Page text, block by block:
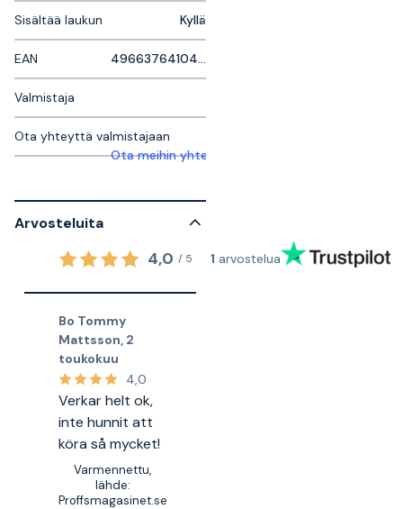
Sisältää laukun Kyllä
EAN 4966376410491
Valmistaja
Ota yhteyttä valmistajaan
Ota meihin yhteyttä saadaksesi lisätietoja
Arvosteluita
4,0 / 5 1 arvostelua
Bo Tommy
Mattsson, 2
toukokuu
4,0
Verkar helt ok,
inte hunnit att
köra så mycket!
Varmennettu,
lähde:
Proffsmagasinet.se